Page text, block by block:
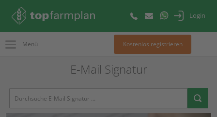
Login
Menü Kostenlos registrieren
E-Mail Signatur